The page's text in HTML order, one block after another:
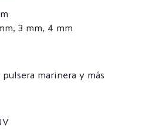
3 mm, 4 mm
marinera y más